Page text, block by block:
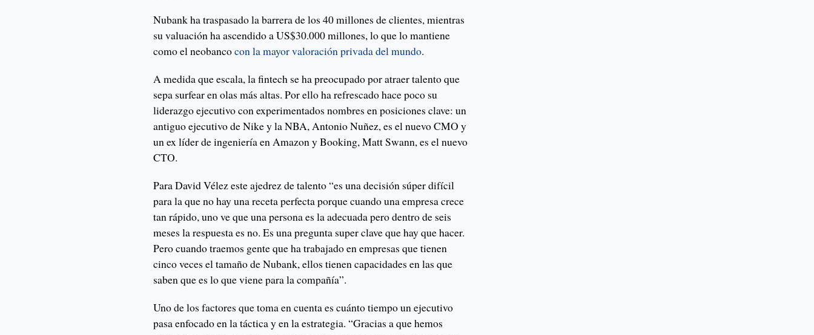
Nubank ha traspasado la barrera de los 40 millones de clientes, mientras
su valuación ha ascendido a US$30.000 millones, lo que lo mantiene
como el neobancocon la mayor valoración privada del mundo.
A medida que escala, la fintech se ha preocupado por atraer talento que
sepa surfear en olas más altas. Por ello ha refrescado hace poco su
liderazgo ejecutivo con experimentados nombres en posiciones clave: un
antiguo ejecutivo de Nike y la NBA, Antonio Nuñez, es el nuevo CMO y
un ex líder de ingeniería en Amazon y Booking, Matt Swann, es el nuevo
CTO.
Para David Vélez este ajedrez de talento “es una decisión súper difícil
para la que no hay una receta perfecta porque cuando una empresa crece
tan rápido, uno ve que una persona es la adecuada pero dentro de seis
meses la respuesta es no. Es una pregunta super clave que hay que hacer.
Pero cuando traemos gente que ha trabajado en empresas que tienen
cinco veces el tamaño de Nubank, ellos tienen capacidades en las que
saben que es lo que viene para la compañía”.
Uno de los factores que toma en cuenta es cuánto tiempo un ejecutivo
pasa enfocado en la táctica y en la estrategia. “Gracias a que hemos